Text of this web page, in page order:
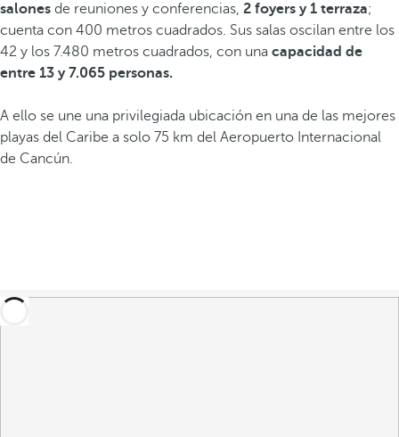
salones de reuniones y conferencias, 2 foyers y 1 terraza;
cuenta con 400 metros cuadrados. Sus salas oscilan entre los
42 y los 7.480 metros cuadrados, con una capacidad de
entre 13 y 7.065 personas.
A ello se une una privilegiada ubicación en una de las mejores
playas del Caribe a solo 75 km del Aeropuerto Internacional
de Cancún.